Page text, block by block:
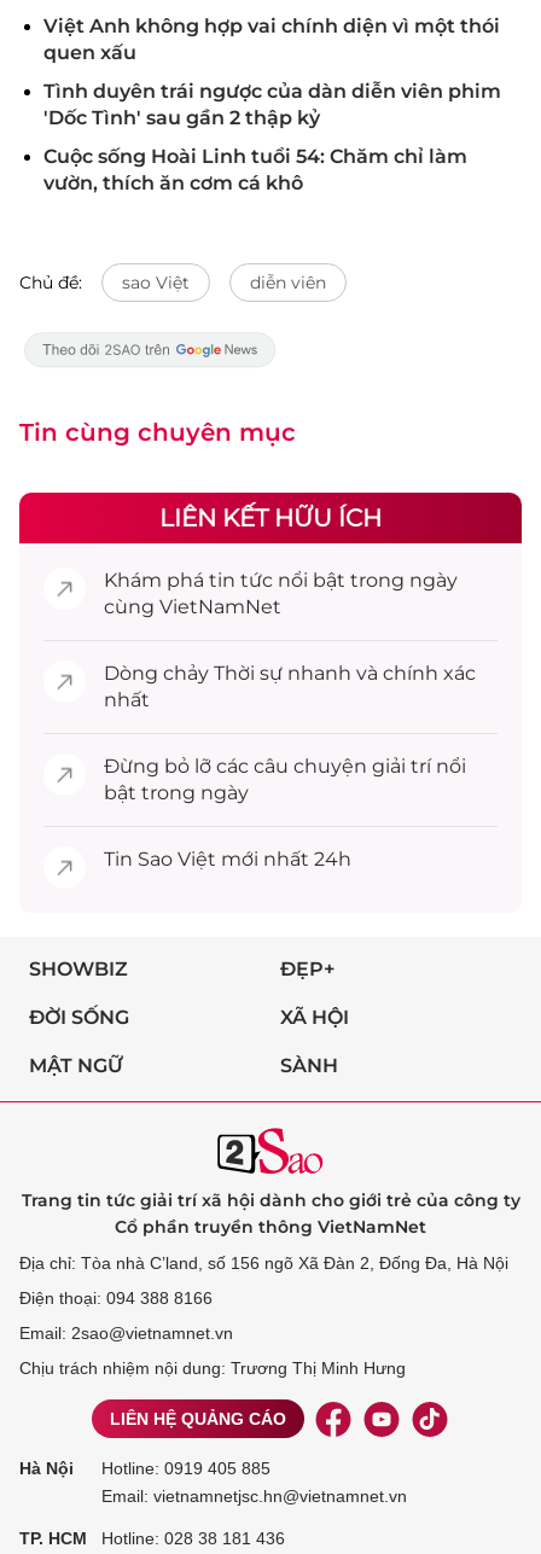
Việt Anh không hợp vai chính diện vì một thói
quen xấu
Tình duyên trái ngược của dàn diễn viên phim
'Dốc Tình' sau gần 2 thập kỷ
Cuộc sống Hoài Linh tuổi 54: Chăm chỉ làm
vườn, thích ăn cơm cá khô
Chủ đề: sao Việt diễn viên
Tin cùng chuyên mục
LIÊN KẾT HỮU ÍCH
Khám phá tin tức nổi bật trong ngày
cùng VietNamNet
Dòng chảy Thời sự nhanh và chính xác
nhất
Đừng bỏ lỡ các câu chuyện giải trínổi
bật trong ngày
Tin Sao Việt mới nhất 24h
SHOWBIZ ĐẸP+
ĐỜI SỐNG XÃ HỘI
MẬT NGỮ SÀNH
Trang tin tức giải trí xã hội dành cho giới trẻ của công ty
Cổ phần truyền thông VietNamNet
Địa chỉ: Tòa nhà C’land, số 156 ngõ Xã Đàn 2, Đống Đa, Hà Nội
Điện thoại: 094 388 8166
Email: 2sao@vietnamnet.vn
Chịu trách nhiệm nội dung: Trương Thị Minh Hưng
LIÊN HỆ QUẢNG CÁO
Hà Nội Hotline: 0919 405 885
Email: vietnamnetjsc.hn@vietnamnet.vn
TP. HCM Hotline: 028 38 181 436